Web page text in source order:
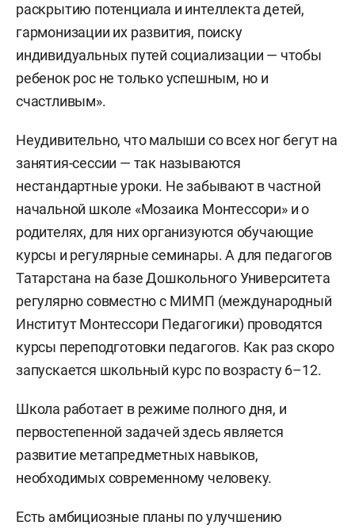
раскрытию потенциала и интеллекта детей,
гармонизации их развития, поиску
индивидуальных путей социализации — чтобы
ребенок рос не только успешным, но и
счастливым».
Неудивительно, что малыши со всех ног бегут на
занятия-сессии — так называются
нестандартные уроки. Не забывают в частной
начальной школе «Мозаика Монтессори» и о
родителях, для них организуются обучающие
курсы и регулярные семинары. А для педагогов
Татарстана на базе Дошкольного Университета
регулярно совместно с МИМП (международный
Институт Монтессори Педагогики) проводятся
курсы переподготовки педагогов. Как раз скоро
запускается школьный курс по возрасту 6–12.
Школа работает в режиме полного дня, и
первостепенной задачей здесь является
развитие метапредметных навыков,
необходимых современному человеку.
Есть амбициозные планы по улучшению